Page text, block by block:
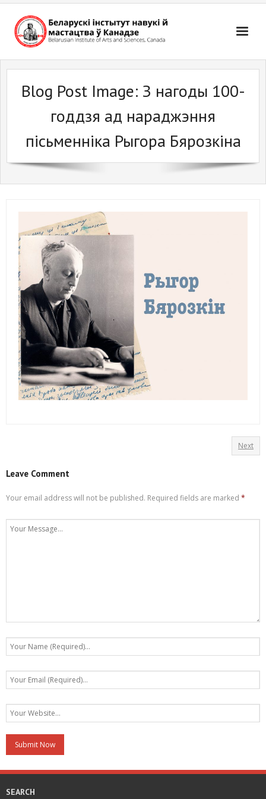
Skip
content
Blog Post Image: З нагоды 100-
годдзя ад нараджэння
пісьменніка Рыгора Бярозкіна
Next
Leave Comment
Your email address will not be published. Required fields are marked *
SEARCH